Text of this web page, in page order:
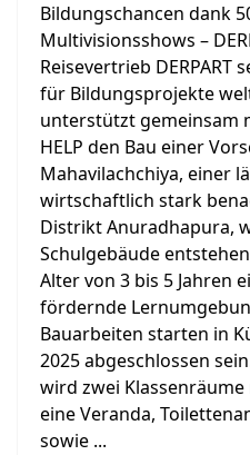
Bildungschancen dank
Multivisionsshows –
Reisevertrieb DERPART
für Bildungsprojekte
unterstützt gemeinsam
HELP den Bau einer
Mahavilachchiya, einer
wirtschaftlich stark
Distrikt Anuradhapura,
Schulgebäude
Alter von 3 bis 5 Jahren
fördernde
Bauarbeiten starten in
2025 abgeschlossen
wird zwei
eine Veranda,
sowie ...